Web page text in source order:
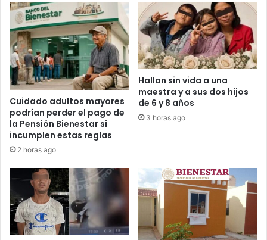
Cuidado adultos mayores
podrían perder el pago de
la Pensión Bienestar si
incumplen estas reglas
2 horas ago
Hallan sin vida a una
maestra y a sus dos hijos
de 6 y 8 años
3 horas ago